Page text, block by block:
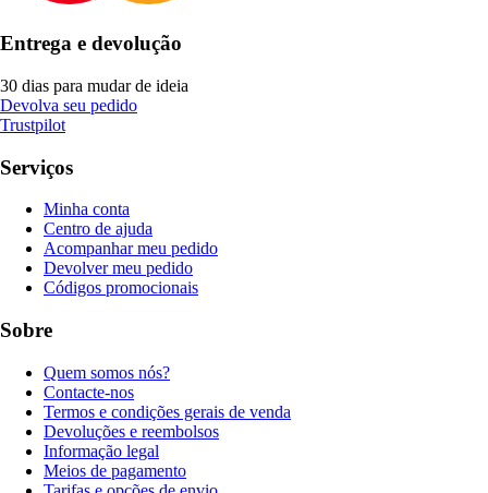
Entrega e devolução
30 dias para mudar de ideia
Devolva seu pedido
Trustpilot
Serviços
Minha conta
Centro de ajuda
Acompanhar meu pedido
Devolver meu pedido
Códigos promocionais
Sobre
Quem somos nós?
Contacte-nos
Termos e condições gerais de venda
Devoluções e reembolsos
Informação legal
Meios de pagamento